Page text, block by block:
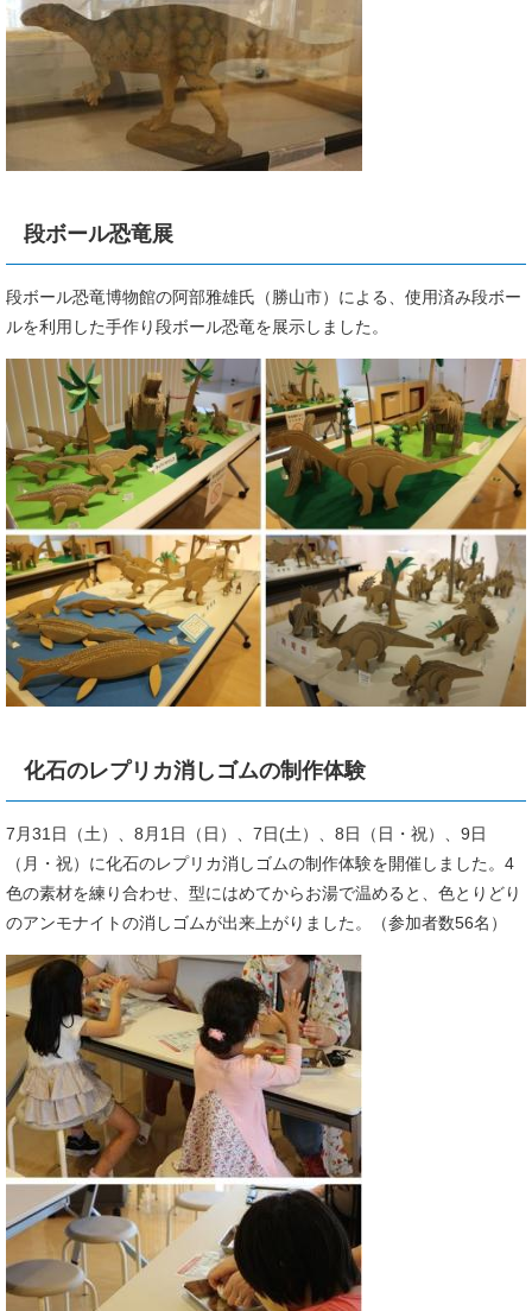
段ボール恐竜展
段ボール恐竜博物館の阿部雅雄氏（勝山市）による、使用済み段ボー
ルを利用した手作り段ボール恐竜を展示しました。
化石のレプリカ消しゴムの制作体験
7月31日（土）、8月1日（日）、7日(土）、8日（日・祝）、9日
（月・祝）に化石のレプリカ消しゴムの制作体験を開催しました。4
色の素材を練り合わせ、型にはめてからお湯で温めると、色とりどり
のアンモナイトの消しゴムが出来上がりました。（参加者数56名）